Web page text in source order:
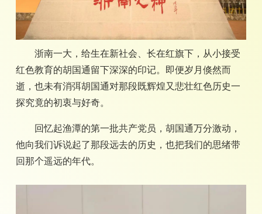
浙南一大，给生在新社会、长在红旗下，从小接受
红色教育的胡国通留下深深的印记。即便岁月倏然而
逝，也未有消弭胡国通对那段既辉煌又悲壮红色历史一
探究竟的初衷与好奇。
回忆起渔潭的第一批共产党员，胡国通万分激动，
他向我们诉说起了那段远去的历史，也把我们的思绪带
回那个遥远的年代。